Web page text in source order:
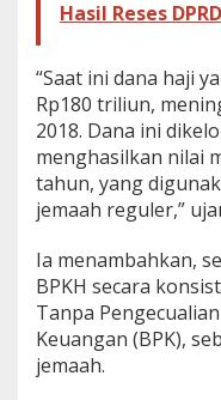
Hasil Reses
“Saat ini dana haji
Rp180 triliun,
2018. Dana ini
menghasilkan nilai
tahun, yang
jemaah reguler,”
Ia menambahkan,
BPKH secara
Tanpa
Keuangan (BPK),
jemaah.